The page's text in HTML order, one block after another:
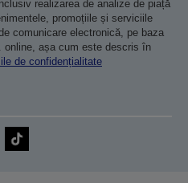
realizarea de analize de piață
promoțiile și serviciile
comunicare electronică, pe baza
online, așa cum este descris în
de confidențialitate